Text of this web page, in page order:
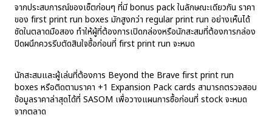
จากประสบการณ์ของเซ็ตก่อนๆ ที่มี bonus pack ในลักษณะเดียวกัน ราคา
ของ first print run boxes มักสูงกว่า regular print run อย่างเห็นได้
ชัดในตลาดมือสอง ทำให้ผู้ที่ต้องการเปิดกล่องหรือนักสะสมที่ต้องการกล่อง
ปิดผนึกควรรีบตัดสินใจซื้อก่อนที่ first print run จะหมด
นักสะสมและผู้เล่นที่ต้องการ Beyond the Brave first print run
boxes หรือติดตามราคา +1 Expansion Pack cards สามารถตรวจสอบ
ข้อมูลราคาล่าสุดได้ที่ SASOM เพื่อวางแผนการซื้อก่อนที่ stock จะหมด
จากตลาด